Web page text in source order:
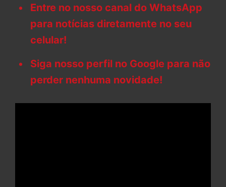
Entre no nosso canal do WhatsApp
para notícias diretamente no seu
celular!
Siga nosso perfil no Google para não
perder nenhuma novidade!